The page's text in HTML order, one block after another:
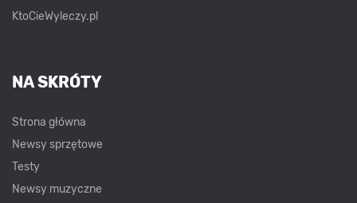
KtoCieWyleczy.pl
NA SKRÓTY
Strona główna
Newsy sprzętowe
Testy
Newsy muzyczne